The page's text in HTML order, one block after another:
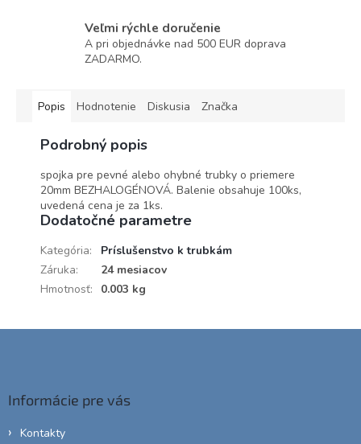
Veľmi rýchle doručenie
A pri objednávke nad 500 EUR doprava
ZADARMO.
Popis Hodnotenie Diskusia Značka
Podrobný popis
spojka pre pevné alebo ohybné trubky o priemere
20mm BEZHALOGÉNOVÁ. Balenie obsahuje 100ks,
uvedená cena je za 1ks.
Dodatočné parametre
Kategória:
Príslušenstvo k trubkám
Záruka:
24 mesiacov
Hmotnosť: 0.003 kg
Informácie pre vás
Kontakty